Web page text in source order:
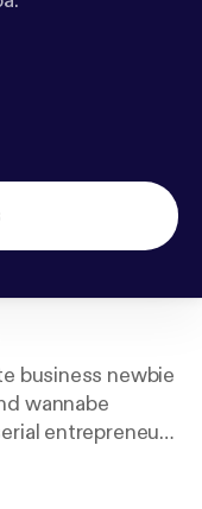
business newbie
wannabe
figures and